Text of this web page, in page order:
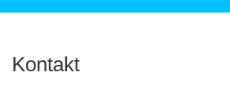
Kontakt